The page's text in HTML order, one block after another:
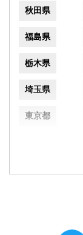
秋田県
福島県
栃木県
埼玉県
東京都